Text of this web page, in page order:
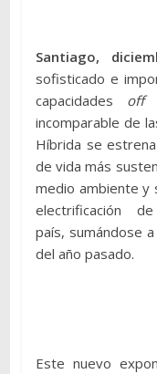
Santiago,
sofisticado e
capacidades off
incomparable de
Híbrida se
de vida más
medio ambiente y
electrificación
país, sumándose
del año pasado.
Este nuevo